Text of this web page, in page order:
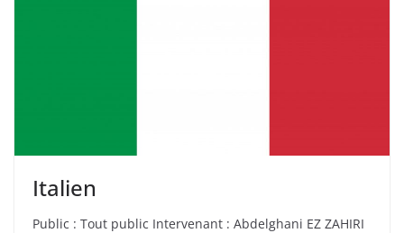
Italien
Public : Tout public Intervenant : Abdelghani EZ ZAHIRI